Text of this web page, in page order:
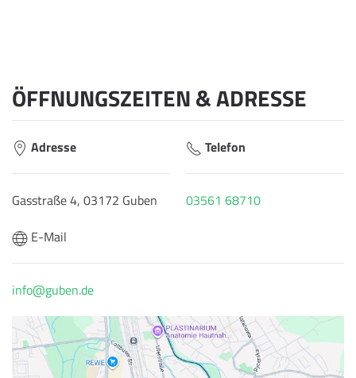
ÖFFNUNGSZEITEN & ADRESSE
Adresse
Gasstraße 4, 03172 Guben
Telefon
03561 68710
E-Mail
info@guben.de